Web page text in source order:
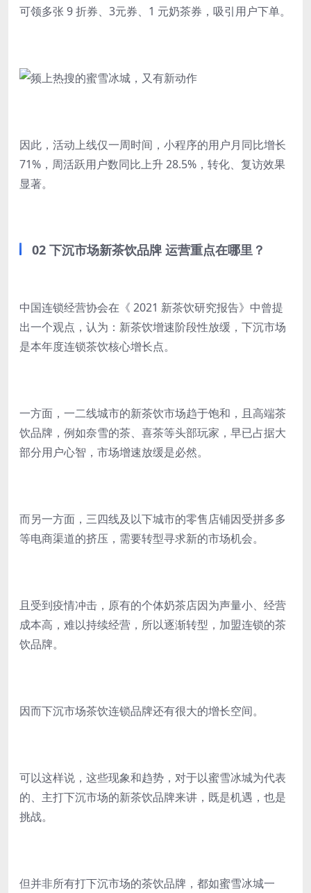
可领多张 9 折券、3元券、1 元奶茶券，吸引用户下单。
因此，活动上线仅一周时间，小程序的用户月同比增长
71%，周活跃用户数同比上升 28.5%，转化、复访效果
显著。
02 下沉市场新茶饮品牌 运营重点在哪里？
中国连锁经营协会在《 2021 新茶饮研究报告》中曾提
出一个观点，认为：新茶饮增速阶段性放缓，下沉市场
是本年度连锁茶饮核心增长点。
一方面，一二线城市的新茶饮市场趋于饱和，且高端茶
饮品牌，例如奈雪的茶、喜茶等头部玩家，早已占据大
部分用户心智，市场增速放缓是必然。
而另一方面，三四线及以下城市的零售店铺因受拼多多
等电商渠道的挤压，需要转型寻求新的市场机会。
且受到疫情冲击，原有的个体奶茶店因为声量小、经营
成本高，难以持续经营，所以逐渐转型，加盟连锁的茶
饮品牌。
因而下沉市场茶饮连锁品牌还有很大的增长空间。
可以这样说，这些现象和趋势，对于以蜜雪冰城为代表
的、主打下沉市场的新茶饮品牌来讲，既是机遇，也是
挑战。
但并非所有打下沉市场的茶饮品牌，都如蜜雪冰城一